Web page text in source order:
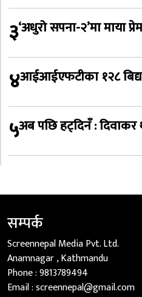
३‘अधुरो सपना-२’मा माया
४आईआईएफटीका १२८
५अब पछि हट्दिनँ : दिवाकर
सम्पर्क
Screennepal Media Pvt. Ltd.
Anamnagar , Kathmandu
Phone :9813789494
Email :screennepal@gmail.com